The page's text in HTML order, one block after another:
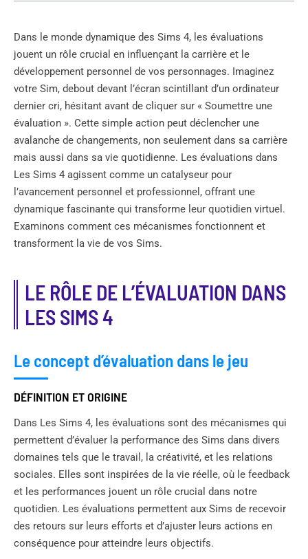
Dans le monde dynamique des Sims 4, les évaluations
jouent un rôle crucial en influençant la carrière et le
développement personnel de vos personnages. Imaginez
votre Sim, debout devant l’écran scintillant d’un ordinateur
dernier cri, hésitant avant de cliquer sur « Soumettre une
évaluation ». Cette simple action peut déclencher une
avalanche de changements, non seulement dans sa carrière
mais aussi dans sa vie quotidienne. Les évaluations dans
Les Sims 4 agissent comme un catalyseur pour
l’avancement personnel et professionnel, offrant une
dynamique fascinante qui transforme leur quotidien virtuel.
Examinons comment ces mécanismes fonctionnent et
transforment la vie de vos Sims.
LE RÔLE DE L’ÉVALUATION DANS
LES SIMS 4
Le concept d’évaluation dans le jeu
DÉFINITION ET ORIGINE
Dans Les Sims 4, les évaluations sont des mécanismes qui
permettent d’évaluer la performance des Sims dans divers
domaines tels que le travail, la créativité, et les relations
sociales. Elles sont inspirées de la vie réelle, où le feedback
et les performances jouent un rôle crucial dans notre
quotidien. Les évaluations permettent aux Sims de recevoir
des retours sur leurs efforts et d’ajuster leurs actions en
conséquence pour atteindre leurs objectifs.